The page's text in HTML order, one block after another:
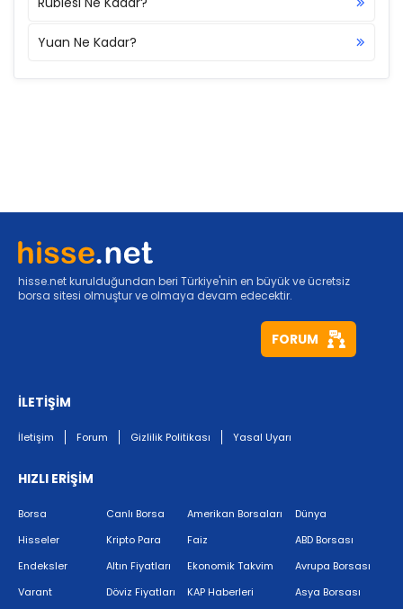
Yuan Ne Kadar?
hisse.net kurulduğundan beri Türkiye'nin en büyük ve ücretsiz
borsa sitesi olmuştur ve olmaya devam edecektir.
FORUM
İLETİŞİM
İletişim Forum Gizlilik Politikası Yasal Uyarı
HIZLI ERİŞİM
Borsa
Hisseler
Endeksler
Varant
Canlı Borsa
Kripto Para
Altın Fiyatları
Döviz Fiyatları
Amerikan Borsaları
Faiz
Ekonomik Takvim
KAP Haberleri
Dünya
ABD Borsası
Avrupa Borsası
Asya Borsası